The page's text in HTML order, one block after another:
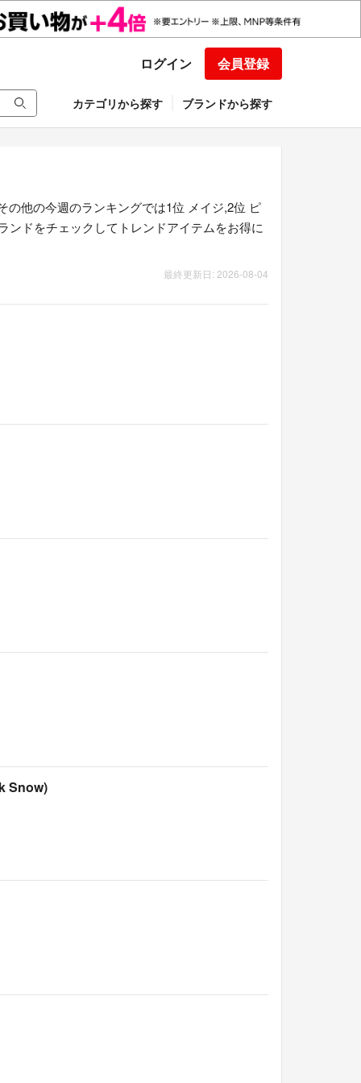
ログイン 会員登録
カテゴリから探す ブランドから探す
他の今週のランキングでは1位 メイジ,2位 ピ
ンドをチェックしてトレンドアイテムをお得に
最終更新日: 2026-08-04
Snow)